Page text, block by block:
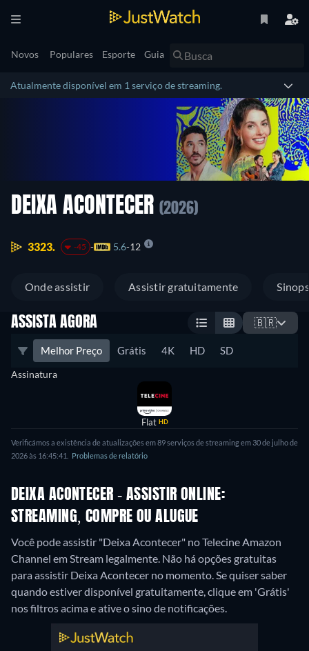
Novos Populares Esporte Guia
Atualmente disponível em 1 serviço de streaming.
DEIXA ACONTECER (2026)
3323. -45 5.6 12
Onde assistir Assistir gratuitamente
ASSISTA AGORA 🇧🇷
Melhor Preço Grátis 4K HD SD
Assinatura
Flat HD
Verificámos a existência de atualizações em 89 serviços de streaming em 30 de julho de
2026 às 16:45:41.
Problemas de relatório
DEIXA ACONTECER - ASSISTIR ONLINE:
STREAMING, COMPRE OU ALUGUE
Você pode assistir "Deixa Acontecer" no Telecine Amazon
Channel em Stream legalmente. Não há opções gratuitas
para assistir Deixa Acontecer no momento. Se quiser saber
quando estiver disponível gratuitamente, clique em 'Grátis'
nos filtros acima e ative o sino de notificações.